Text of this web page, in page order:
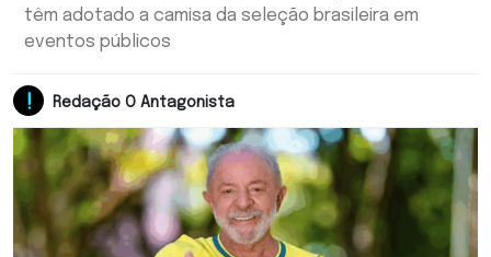
têm adotado a camisa da seleção brasileira em
eventos públicos
Redação O Antagonista